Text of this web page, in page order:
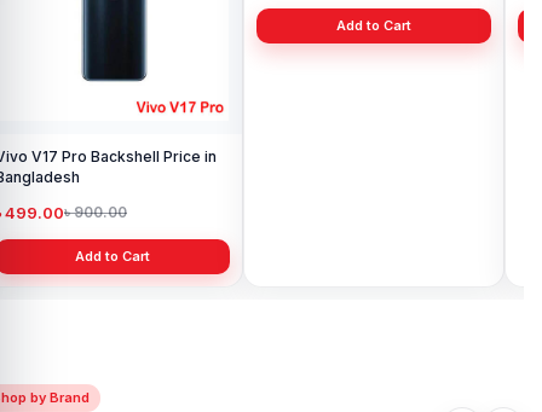
V17 Pro Backshell Price in
499.00৳ 900.00
Add to Cart
by Brand